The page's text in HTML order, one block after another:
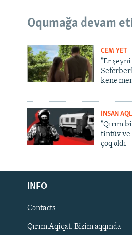
Русский
Українською
QOŞULIÑIZ!
Oqumağa devam
CEMİYET
"Er
kene
İNSAN
"Qırım
tintüv ve
çoq oldı
INFO
Contacts
Qırım.Aqiqat. Bizim aqqında